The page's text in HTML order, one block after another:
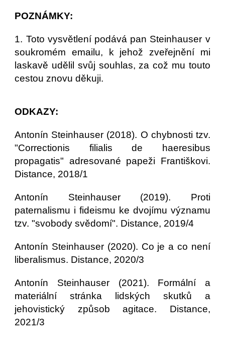
POZNÁMKY:
1. Toto vysvětlení podává pan Steinhauser v
soukromém emailu, k jehož zveřejnění mi
laskavě udělil svůj souhlas, za což mu touto
cestou znovu děkuji.
ODKAZY:
Antonín Steinhauser (2018). O chybnosti tzv.
"Correctionis filialis de haeresibus
propagatis" adresované papeži Františkovi.
Distance, 2018/1
Antonín Steinhauser (2019). Proti
paternalismu i fideismu ke dvojímu významu
tzv. "svobody svědomí". Distance, 2019/4
Antonín Steinhauser (2020). Co je a co není
liberalismus. Distance, 2020/3
Antonín Steinhauser (2021). Formální a
materiální stránka lidských skutků a
jehovistický způsob agitace. Distance,
2021/3